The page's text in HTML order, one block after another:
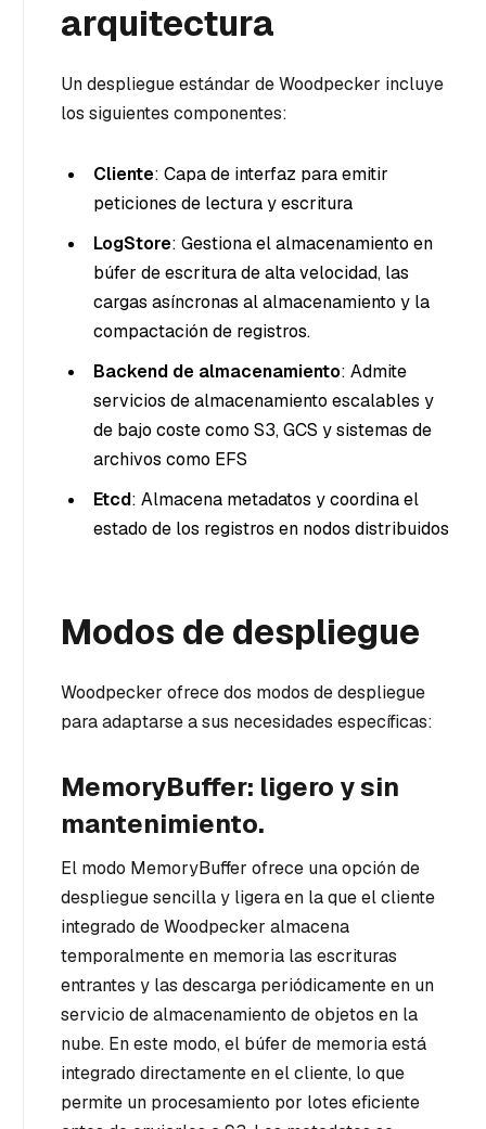
arquitectura
Un despliegue estándar de Woodpecker incluye
los siguientes componentes:
Cliente: Capa de interfaz para emitir
peticiones de lectura y escritura
LogStore: Gestiona el almacenamiento en
búfer de escritura de alta velocidad, las
cargas asíncronas al almacenamiento y la
compactación de registros.
Backend de almacenamiento: Admite
servicios de almacenamiento escalables y
de bajo coste como S3, GCS y sistemas de
archivos como EFS
Etcd: Almacena metadatos y coordina el
estado de los registros en nodos distribuidos
Modos de despliegue
Woodpecker ofrece dos modos de despliegue
para adaptarse a sus necesidades específicas:
MemoryBuffer: ligero y sin
mantenimiento.
El modo MemoryBuffer ofrece una opción de
despliegue sencilla y ligera en la que el cliente
integrado de Woodpecker almacena
temporalmente en memoria las escrituras
entrantes y las descarga periódicamente en un
servicio de almacenamiento de objetos en la
nube. En este modo, el búfer de memoria está
integrado directamente en el cliente, lo que
permite un procesamiento por lotes eficiente